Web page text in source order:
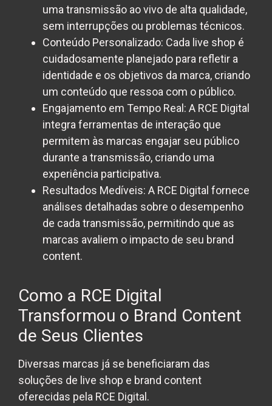
uma transmissão ao vivo de alta qualidade,
sem interrupções ou problemas técnicos.
Conteúdo Personalizado: Cada live shop é
cuidadosamente planejado para refletir a
identidade e os objetivos da marca, criando
um conteúdo que ressoa com o público.
Engajamento em Tempo Real: A RCE Digital
integra ferramentas de interação que
permitem às marcas engajar seu público
durante a transmissão, criando uma
experiência participativa.
Resultados Medíveis: A RCE Digital fornece
análises detalhadas sobre o desempenho
de cada transmissão, permitindo que as
marcas avaliem o impacto de seu brand
content.
Como a RCE Digital
Transformou o Brand Content
de Seus Clientes
Diversas marcas já se beneficiaram das
soluções de live shop e brand content
oferecidas pela RCE Digital.